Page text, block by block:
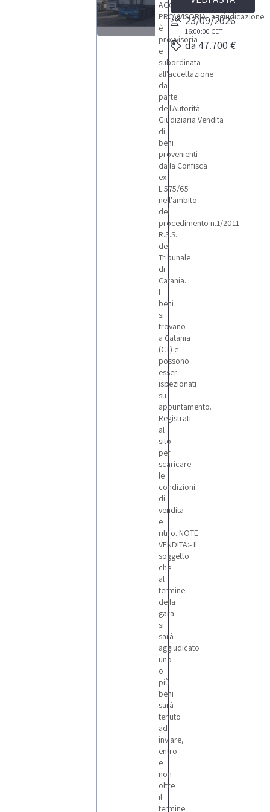
AGGIUDICAZIONE
PROVVISORIAL'aggiudicazione
è
provvisoria
e
subordinata
all'accettazione
da
parte
dell'Autorità
Giudiziaria Vendita
di
beni
provenienti
dalla Confisca
ex
L.575/65
nell'ambito
del
procedimento n.1/2011
R.S.S.
del
Tribunale
di
Catania.
I
beni
si
trovano
a Catania
(CT) e
possono
esser
ispezionati
su
appuntamento.
Registrati
al
sito
per
scaricare
le
condizioni
di
vendita
e
ritiro. NOTE
VENDITA:- Il
soggetto
che
al
termine
della
gara
si
sarà
aggiudicato
uno
o
più
beni
sarà
tenuto
ad
inviare,
entro
e
non
oltre
il
termine
23/09/2026
16:00:00 CET
da 47.700 €